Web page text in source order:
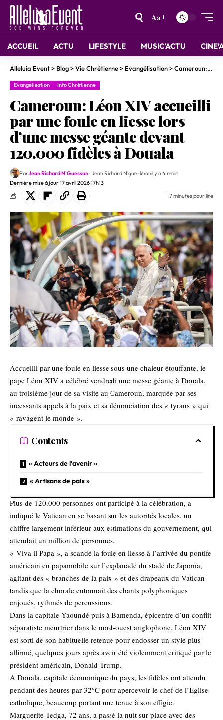
Aa
ACCUEIL ACTU LIFESTYLE MUSIC’ACTU
Alleluia Event> Blog>Vie Chrétienne> Evangélisation>Cameroun: Léon XIV accueilli par une foule en liesse lors d’une messe géante devant 120.000 fidèles à Douala
Evangélisation Info Chrétienne
Cameroun: Léon XIV accueilli
par une foule en liesse lors
d’une messe géante devant
120.000 fidèles à Douala
Dernière mise à jour 17 avril 2026 17h13
ParJean Richard N'Guessan- Jean Richard N'gue-khanil y a 4 mois
7 minutes pour lire
Accueilli par une foule en liesse sous une chaleur étouffante, le
pape Léon XIV a célébré vendredi une messe géante à Douala,
au troisième jour de sa visite au Cameroun, marquée par ses
incessants appels à la paix et sa dénonciation des « tyrans » qui
« ravagent le monde ».
Contents
« Acteurs de l’avenir »
« Artisans de paix »
Plus de 120.000 personnes ont participé à la célébration, a
indiqué le Vatican en se basant sur les autorités locales, un
chiffre largement inférieur aux estimations du gouvernement, qui
attendait un million de personnes.
« Viva il Papa », a scandé la foule en liesse à l’arrivée du pontife
américain en papamobile sur l’esplanade du stade de Japoma,
agitant des « branches de la paix » et des drapeaux du Vatican
tandis que la chorale entonnait des chants polyphoniques
enjoués, rythmés de percussions.
Dans la capitale Yaoundé puis à Bamenda, épicentre d’un conflit
séparatiste meurtrier dans le nord-ouest anglophone, Léon XIV
est sorti de son habituelle retenue pour endosser un style plus
affirmé, quelques jours après avoir été violemment critiqué par le
président américain, Donald Trump.
A Douala, capitale économique du pays, les fidèles ont attendu
pendant des heures par 32°C pour apercevoir le chef de l’Eglise
catholique, beaucoup portant une tenue à son effigie.
Marguerite Tedga, 72 ans, a passé la nuit sur place avec des